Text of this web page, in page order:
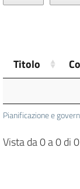
Pianificazione e
Titolo
Vista da 0 a 0 di